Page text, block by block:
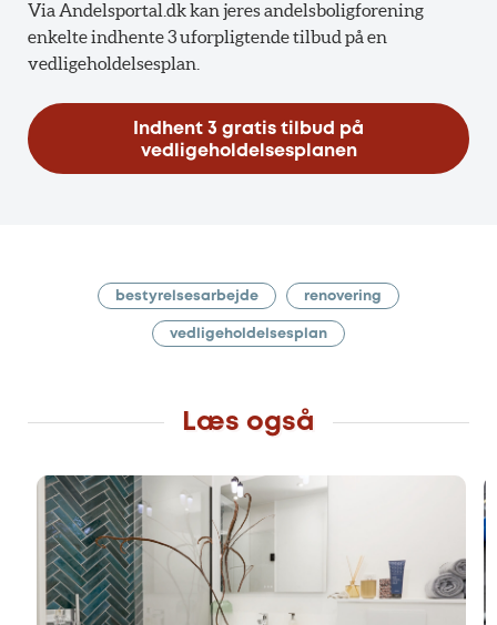
Via Andelsportal.dk kan jeres andelsboligforening
enkelte indhente 3 uforpligtende tilbud på en
vedligeholdelsesplan.
Indhent 3 gratis tilbud på
vedligeholdelsesplanen
bestyrelsesarbejde renovering
vedligeholdelsesplan
Læs også